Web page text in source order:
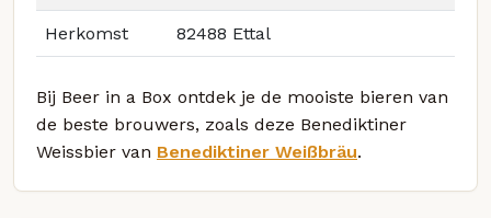
Herkomst 82488 Ettal
Bij Beer in a Box ontdek je de mooiste bieren van
de beste brouwers, zoals deze Benediktiner
Weissbier van Benediktiner Weißbräu.